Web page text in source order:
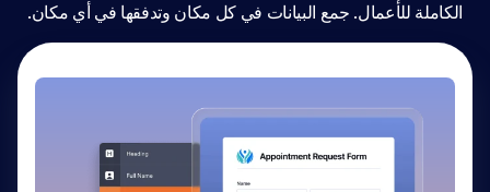
الكاملة للأعمال. جمع البيانات في كل مكان وتدفقها في أي مكان.